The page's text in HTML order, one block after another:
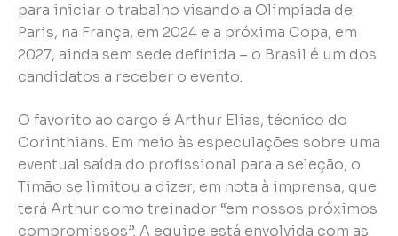
para iniciar o trabalho visando a Olimpíada de
Paris, na França, em 2024 e a próxima Copa, em
2027, ainda sem sede definida – o Brasil é um dos
candidatos a receber o evento.
O favorito ao cargo é Arthur Elias, técnico do
Corinthians. Em meio às especulações sobre uma
eventual saída do profissional para a seleção, o
Timão se limitou a dizer, em nota à imprensa, que
terá Arthur como treinador “em nossos próximos
compromissos”. A equipe está envolvida com as